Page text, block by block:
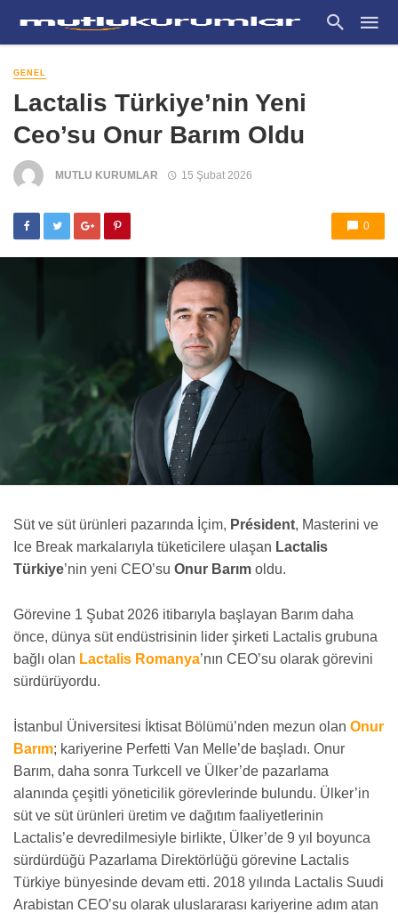
GENEL
Lactalis Türkiye’nin Yeni
Ceo’su Onur Barım Oldu
MUTLU KURUMLAR 15 Şubat 2026
0
Süt ve süt ürünleri pazarında İçim, Président, Masterini ve
Ice Break markalarıyla tüketicilere ulaşan Lactalis
Türkiye’nin yeni CEO’su Onur Barım oldu.
Görevine 1 Şubat 2026 itibarıyla başlayan Barım daha
önce, dünya süt endüstrisinin lider şirketi Lactalis grubuna
bağlı olan Lactalis Romanya’nın CEO’su olarak görevini
sürdürüyordu.
İstanbul Üniversitesi İktisat Bölümü’nden mezun olan Onur
Barım; kariyerine Perfetti Van Melle’de başladı. Onur
Barım, daha sonra Turkcell ve Ülker’de pazarlama
alanında çeşitli yöneticilik görevlerinde bulundu. Ülker’in
süt ve süt ürünleri üretim ve dağıtım faaliyetlerinin
Lactalis’e devredilmesiyle birlikte, Ülker’de 9 yıl boyunca
sürdürdüğü Pazarlama Direktörlüğü görevine Lactalis
Türkiye bünyesinde devam etti. 2018 yılında Lactalis Suudi
Arabistan CEO’su olarak uluslararası kariyerine adım atan